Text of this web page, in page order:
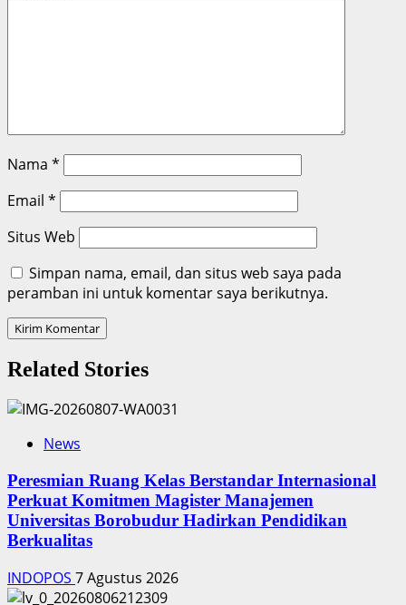
Nama *
Email *
Situs Web
Simpan nama, email, dan situs web saya pada
peramban ini untuk komentar saya berikutnya.
Related Stories
News
Peresmian Ruang Kelas Berstandar Internasional
Perkuat Komitmen Magister Manajemen
Universitas Borobudur Hadirkan Pendidikan
Berkualitas
INDOPOS 7 Agustus 2026